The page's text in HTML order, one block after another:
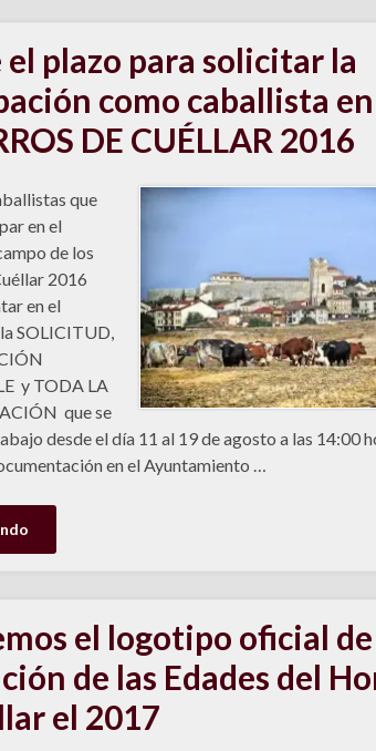
el plazo para solicitar la
como caballista
DE CUÉLLAR 2016
que
en el
de los
2016
en el
SOLICITUD,
y TODA LA
que se
desde el día 11 al 19 de agosto a las 14:00
en el Ayuntamiento …
el logotipo oficial
de las Edades del
el 2017